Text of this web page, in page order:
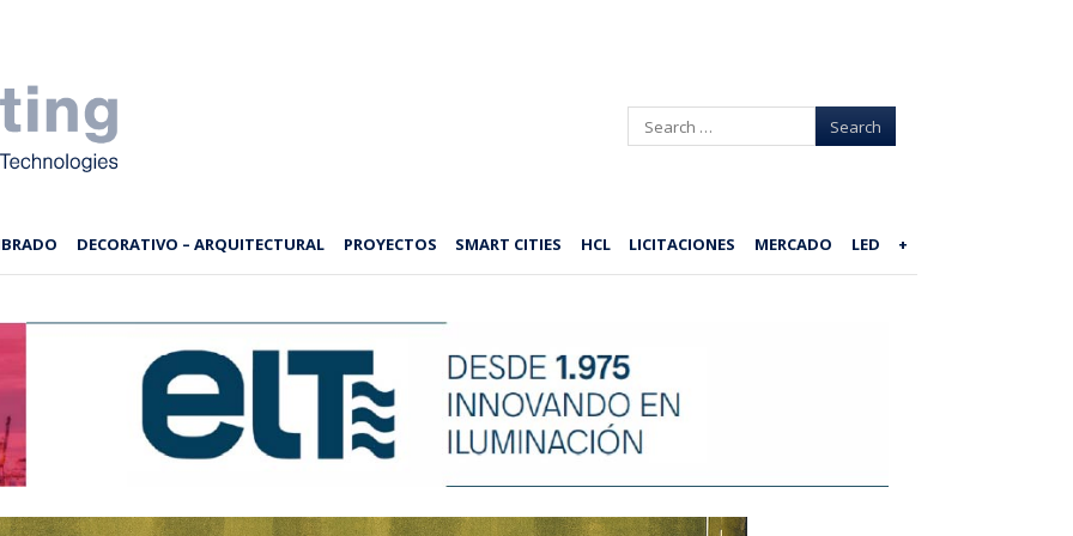
Search
DECORATIVO – ARQUITECTURAL PROYECTOS SMART CITIES HCL LICITACIONES MERCADO LED +